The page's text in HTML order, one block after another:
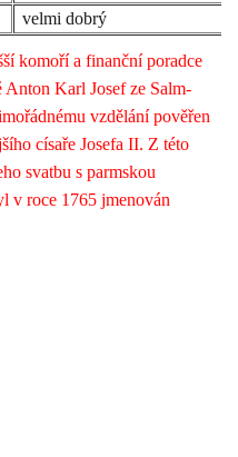
velmi dobrý
komoří a finanční poradce
Anton Karl Josef ze Salm-
vzdělání pověřen
císaře Josefa II. Z této
svatbu s parmskou
v roce 1765 jmenován